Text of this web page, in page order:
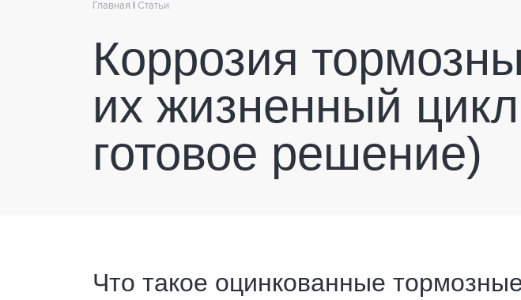
Главная Статьи
Коррозия
их жизненный
готовое решение)
Что такое оцинкованные